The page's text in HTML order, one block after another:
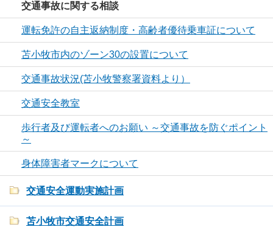
交通事故に関する相談
運転免許の自主返納制度・高齢者優待乗車証について
苫小牧市内のゾーン30の設置について
交通事故状況(苫小牧警察署資料より）
交通安全教室
歩行者及び運転者へのお願い ～交通事故を防ぐポイント
～
身体障害者マークについて
交通安全運動実施計画
苫小牧市交通安全計画